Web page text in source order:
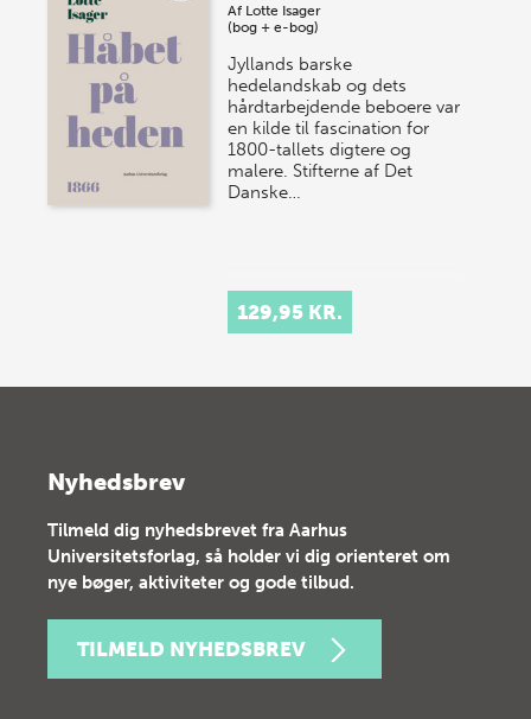
Af Lotte Isager
(bog + e-bog)
Jyllands barske
hedelandskab og dets
hårdtarbejdende beboere var
en kilde til fascination for
1800-tallets digtere og
malere. Stifterne af Det
Danske…
129,95 KR.
Nyhedsbrev
Tilmeld dig nyhedsbrevet fra Aarhus
Universitetsforlag, så holder vi dig orienteret om
nye bøger, aktiviteter og gode tilbud.
TILMELD NYHEDSBREV